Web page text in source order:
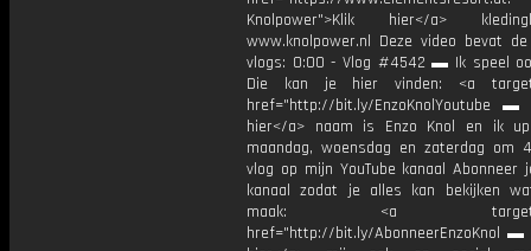
Knolpower">Klik hier</a>
www.knolpower.nl Deze video bevat
vlogs: 0:00 - Vlog #4542 ▬ Ik speel
Die kan je hier vinden: <a
href="http://bit.ly/EnzoKnolYoutube ▬
hier</a> naam is Enzo Knol en ik
maandag, woensdag en zaterdag om
vlog op mijn YouTube kanaal Abonneer
kanaal zodat je alles kan bekijken
maak: <a
href="http://bit.ly/AbonneerEnzoKnol ▬